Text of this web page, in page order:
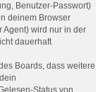
Benutzer-Passwort)
deinem Browser
Agent) wird nur in der
dauerhaft
Boards, dass weitere
Status von